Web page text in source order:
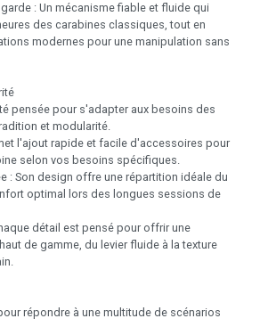
: Un mécanisme fiable et fluide qui
des carabines classiques, tout en
modernes pour une manipulation sans
pensée pour s'adapter aux besoins des
et modularité.
l'ajout rapide et facile d'accessoires pour
selon vos besoins spécifiques.
: Son design offre une répartition idéale du
optimal lors des longues sessions de
détail est pensé pour offrir une
de gamme, du levier fluide à la texture
répondre à une multitude de scénarios